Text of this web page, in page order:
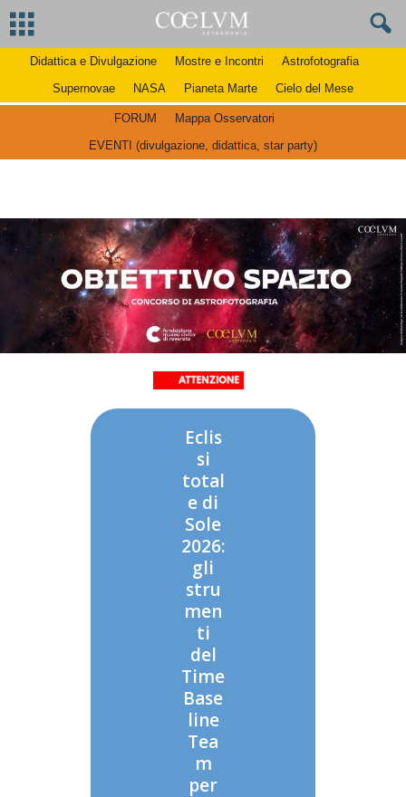
Didattica e Divulgazione Mostre e Incontri
Astrofotografia
Supernovae
NASA Pianeta Marte Cielo del Mese
FORUM
Mappa Osservatori
EVENTI (divulgazione, didattica, star party)
Eclis
si
total
e di
Sole
2026:
gli
stru
men
ti
del
Time
Base
line
Tea
m
per